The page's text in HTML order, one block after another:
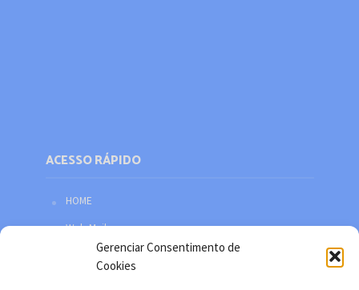
Gerenciar Consentimento de
Cookies
ACESSO RÁPIDO
HOME
Web Mail
Política de privacidade